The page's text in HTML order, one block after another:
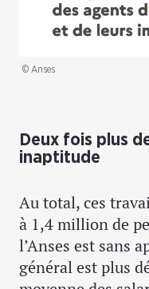
© Anses
Deux fois plus
inaptitude
Au total, ces
à 1,4 million de
l’Anses est sans
général est plus